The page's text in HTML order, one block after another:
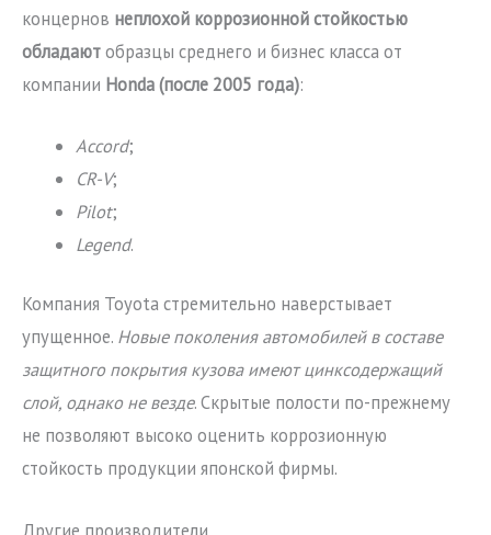
концернов неплохой коррозионной стойкостью
обладаютобразцы среднего и бизнес класса от
компании Honda (после 2005 года):
Accord;
CR-V;
Pilot;
Legend.
Компания Toyota стремительно наверстывает
упущенное. Новые поколения автомобилей в составе
защитного покрытия кузова имеют цинксодержащий
слой, однако не везде. Скрытые полости по-прежнему
не позволяют высоко оценить коррозионную
стойкость продукции японской фирмы.